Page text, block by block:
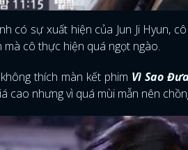
có sự xuất hiện của Jun Ji Hyun,
cô thực hiện quá ngọt ngào.
thích màn kết phim Vì Sao
nhưng vì quá mùi mẫn nên